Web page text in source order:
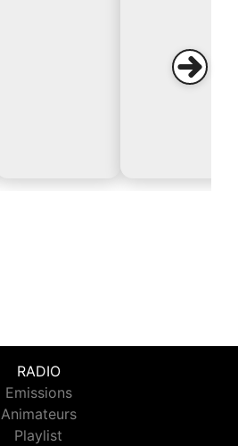
RADIO
Emissions
Animateurs
Playlist